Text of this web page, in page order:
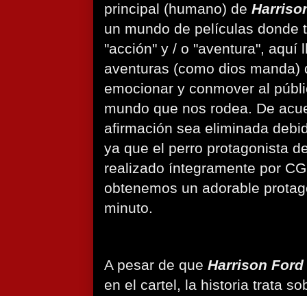
principal (humano) de
un mundo de películas donde
"acción" y / o "aventura", aquí
aventuras (como dios manda)
emocionar y conmover al
mundo que nos rodea. De
afirmación sea eliminada
ya que el perro protagonista
realizado íntegramente por
obtenemos un adorable
minuto.
A pesar de que Harrison Ford
en el cartel, la historia trata